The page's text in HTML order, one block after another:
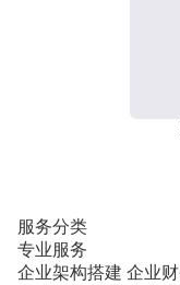
服务分类
专业服务
企业架构搭建 企业